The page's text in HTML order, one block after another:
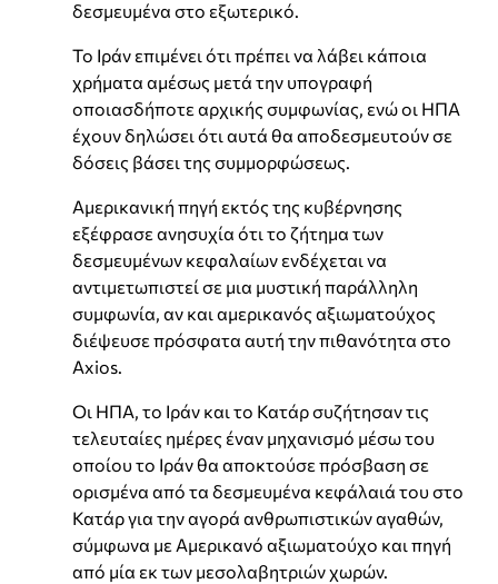
δεσμευμένα στο εξωτερικό.
Το Ιράν επιμένει ότι πρέπει να λάβει κάποια
χρήματα αμέσως μετά την υπογραφή
οποιασδήποτε αρχικής συμφωνίας, ενώ οι ΗΠΑ
έχουν δηλώσει ότι αυτά θα αποδεσμευτούν σε
δόσεις βάσει της συμμορφώσεως.
Αμερικανική πηγή εκτός της κυβέρνησης
εξέφρασε ανησυχία ότι το ζήτημα των
δεσμευμένων κεφαλαίων ενδέχεται να
αντιμετωπιστεί σε μια μυστική παράλληλη
συμφωνία, αν και αμερικανός αξιωματούχος
διέψευσε πρόσφατα αυτή την πιθανότητα στο
Axios.
Οι ΗΠΑ, το Ιράν και το Κατάρ συζήτησαν τις
τελευταίες ημέρες έναν μηχανισμό μέσω του
οποίου το Ιράν θα αποκτούσε πρόσβαση σε
ορισμένα από τα δεσμευμένα κεφάλαιά του στο
Κατάρ για την αγορά ανθρωπιστικών αγαθών,
σύμφωνα με Αμερικανό αξιωματούχο και πηγή
από μία εκ των μεσολαβητριών χωρών.